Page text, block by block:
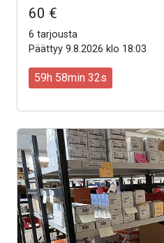
60 €
6 tarjousta
Päättyy 9.8.2026 klo 18:03
59h 58min 30s